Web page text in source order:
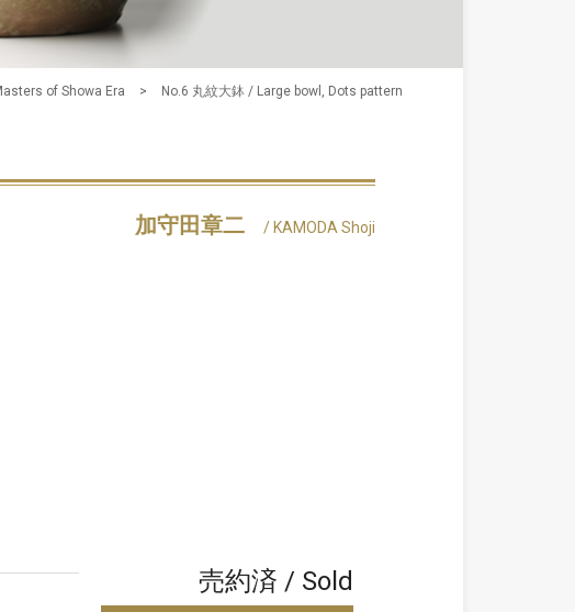
of Showa Era > No.6 丸紋大鉢 / Large bowl, Dots pattern
加守田章二 / KAMODA Shoji
売約済 / Sold